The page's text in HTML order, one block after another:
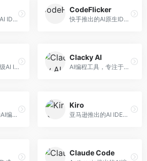
字节跳动推出的AI IDE编程工具，深度集成大模型能力。面向开发者，提供智能代码补全、代码解释、重构优化等服务，编程效率显著提升。
CodeFlicker
快手推出的AI原生IDE，专注于短视频相关开发。面向快手生态开发者，提供代码生成、调试辅助等服务，与快手开发生态深度整合。
智谱推出的轻量级AI IDE，基于GLM模型。面向开发者，提供智能代码补全、代码生成、错误检测等服务，中文编程支持好。
Clacky AI
AI编程工具，专注于代码智能生成与优化。面向开发者，提供代码生成、代码重构、错误修复等服务，编程效率高。
Codeium推出的AI编程工具，专注于代码智能辅助。面向开发者，提供代码补全、代码生成、代码解释等服务，多语言支持完善。
Kiro
亚马逊推出的AI IDE，深度整合AWS云服务。面向AWS开发者，提供代码生成、云服务集成、部署自动化等服务，与AWS生态无缝衔接。
Claude Code